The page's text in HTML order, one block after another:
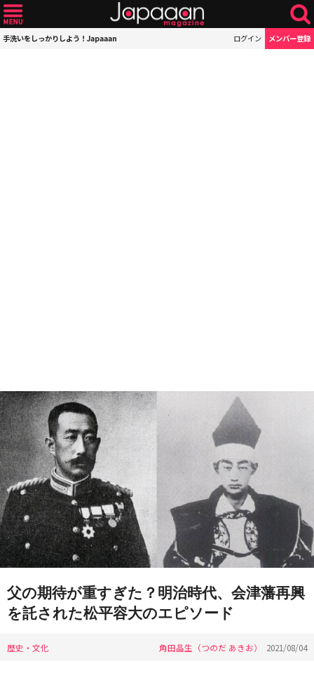
手洗いをしっかりしよう！Japaaan ログイン メンバー登録
父の期待が重すぎた？明治時代、会津藩再興
を託された松平容大のエピソード
歴史・文化 角田晶生（つのだ あきお） 2021/08/04